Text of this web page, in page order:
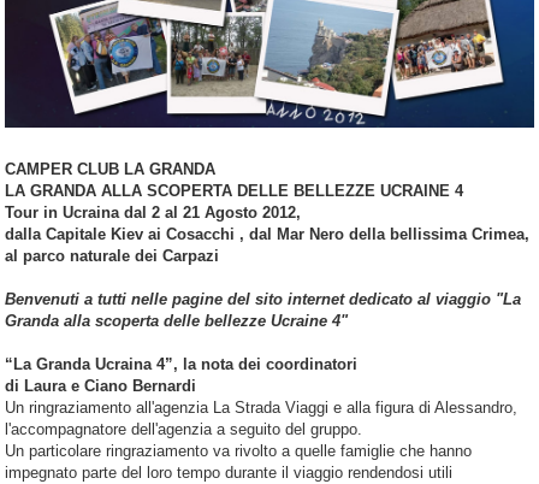
CAMPER CLUB LA GRANDA
LA GRANDA ALLA SCOPERTA DELLE BELLEZZE UCRAINE 4
Tour in Ucrainadal 2 al 21 Agosto 2012,
dalla Capitale Kiev ai Cosacchi ,dal Mar Nero della bellissima Crimea,
al parco naturale dei Carpazi
Benvenuti a tutti nelle pagine del sito internet dedicato al viaggio "La
Granda alla scoperta delle bellezze Ucraine 4"
“La Granda Ucraina 4”, la nota dei coordinatori
di Laura e Ciano Bernardi
Un ringraziamento all'agenzia La Strada Viaggi e alla figura di Alessandro,
l'accompagnatore dell'agenzia a seguito del gruppo.
Un particolare ringraziamento va rivolto a quelle famiglie che hanno
impegnato parte del loro tempo durante il viaggio rendendosi utili